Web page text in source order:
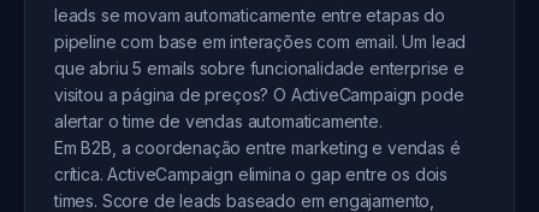
leads se movam automaticamente entre etapas do
pipeline com base em interações com email. Um lead
que abriu 5 emails sobre funcionalidade enterprise e
visitou a página de preços? O ActiveCampaign pode
alertar o time de vendas automaticamente.
Em B2B, a coordenação entre marketing e vendas é
crítica. ActiveCampaign elimina o gap entre os dois
times. Score de leads baseado em engajamento,